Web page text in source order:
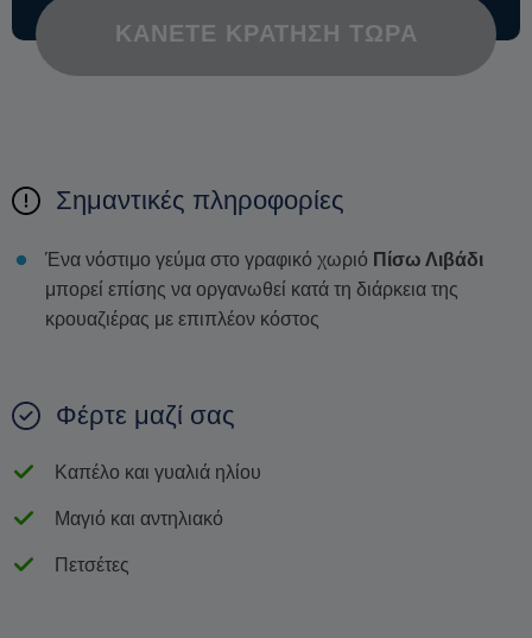
ΚΆΝΕΤΕ ΚΡΆΤΗΣΗ ΤΏΡΑ
Σημαντικές πληροφορίες
Ένα νόστιμο γεύμα στο γραφικό χωριό Πίσω Λιβάδι
μπορεί επίσης να οργανωθεί κατά τη διάρκεια της
κρουαζιέρας με επιπλέον κόστος
Φέρτε μαζί σας
Καπέλο και γυαλιά ηλίου
Μαγιό και αντηλιακό
Πετσέτες